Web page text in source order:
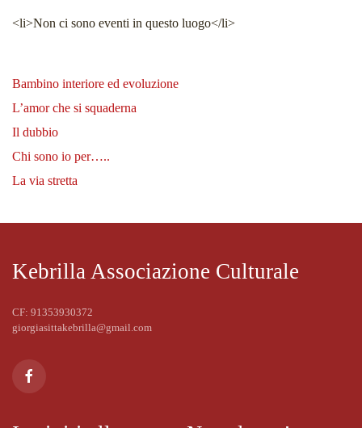
<li>Non ci sono eventi in questo luogo</li>
Bambino interiore ed evoluzione
L’amor che si squaderna
Il dubbio
Chi sono io per…..
La via stretta
Kebrilla Associazione Culturale
CF: 91353930372
giorgiasittakebrilla@gmail.com